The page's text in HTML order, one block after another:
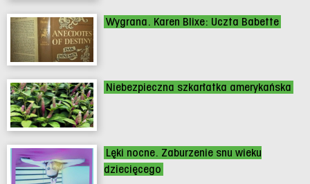
Wygrana. Karen Blixe: Uczta Babette
Niebezpieczna szkarłatka amerykańska
Lęki nocne. Zaburzenie snu wieku
dziecięcego